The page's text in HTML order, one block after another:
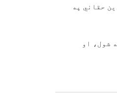
الدین حقاني په
شول، او